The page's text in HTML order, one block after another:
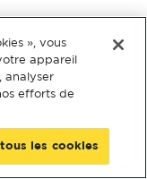
», vous
appareil
analyser
efforts de
les cookies